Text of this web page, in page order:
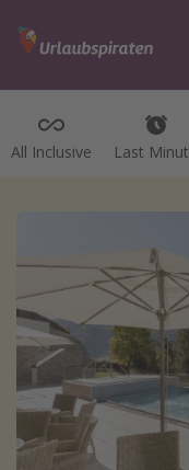
All Inclusive Last
Kategorien
Pauschalreisen
Kreuzfahrten
Reiseziele
Alle Reiseziele
Bodensee Urlaub